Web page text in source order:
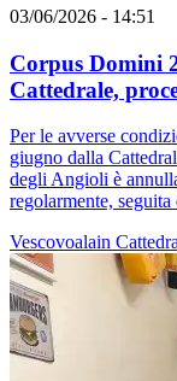
03/06/2026 - 14:51
Corpus Domini
Cattedrale,
Per le avverse
giugno dalla
degli Angioli è
regolarmente,
Vescovoalain